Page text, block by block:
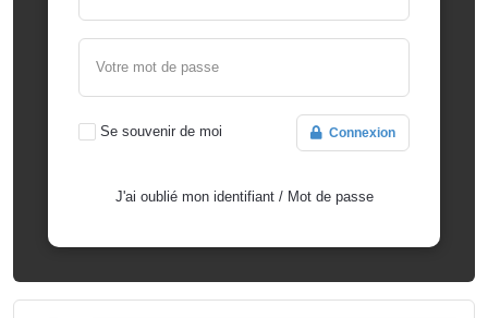
Votre mot de passe
Se souvenir de moi Connexion
J'ai oublié mon identifiant/ Mot de passe